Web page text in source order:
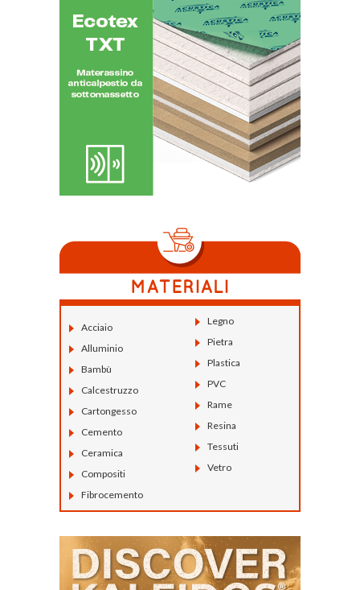
Acciaio
Alluminio
Bambù
Calcestruzzo
Cartongesso
Cemento
Ceramica
Compositi
Fibrocemento
Legno
Pietra
Plastica
PVC
Rame
Resina
Tessuti
Vetro